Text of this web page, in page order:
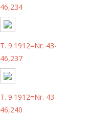
46,234
T. 9.1912=Nr. 43-
46,237
T. 9.1912=Nr. 43-
46,240